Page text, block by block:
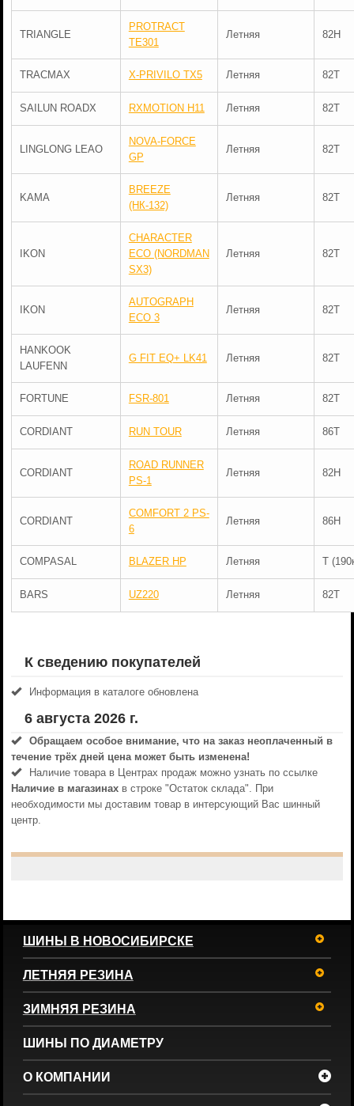
TRIANGLE
PROTRACT
TE301
Летняя 82H
TRACMAX X-PRIVILO TX5 Летняя 82T
SAILUN ROADX RXMOTION H11 Летняя 82T
LINGLONG LEAO
NOVA-FORCE
GP
Летняя 82T
KAMA
BREEZE
(НК-132)
Летняя 82T
IKON
CHARACTER
ECO (NORDMAN
SX3)
Летняя 82T
IKON
AUTOGRAPH
ECO 3
Летняя 82T
HANKOOK
LAUFENN
G FIT EQ+ LK41 Летняя 82T
FORTUNE FSR-801 Летняя 82T
CORDIANT RUN TOUR Летняя 86T
CORDIANT
ROAD RUNNER
PS-1
Летняя 82H
CORDIANT
COMFORT 2 PS-
6
Летняя 86H
COMPASAL BLAZER HP Летняя T
BARS UZ220 Летняя 82T
К сведению покупателей
Информация в каталоге обновлена
6 августа 2026 г.
Обращаем особое внимание, что на заказ неоплаченный в
течениe трёх дней цена может быть изменена!
Наличие товара в Центрах продаж можно узнать по ссылке
Наличие в магазинахв строке "Остаток склада". При
необходимости мы доставим товар в интерсующий Вас шинный
центр.
ШИНЫ В НОВОСИБИРСКЕ
ЛЕТНЯЯ РЕЗИНА
ЗИМНЯЯ РЕЗИНА
ШИНЫ ПО ДИАМЕТРУ
О КОМПАНИИ